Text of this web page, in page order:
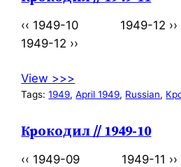
‹‹ 1949-10 1949-12
1949-12 ››
View >>>
Tags:1949, April 1949, Russian,
Крокодил // 1949-10
‹‹ 1949-09 1949-11